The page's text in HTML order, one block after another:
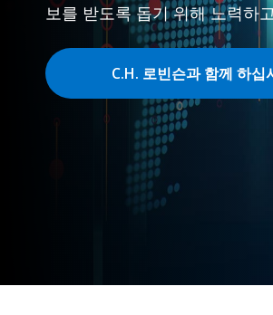
보를 받도록 돕기 위해 노력하
C.H. 로빈슨과 함께 하십